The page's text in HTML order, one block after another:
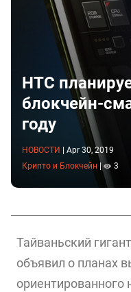
HTC
блокчейн-
году
НОВОСТИ
Apr 30, 2019
Крипто и Блокчейн | 3
Тайваньский
объявил о планах
ориентированного